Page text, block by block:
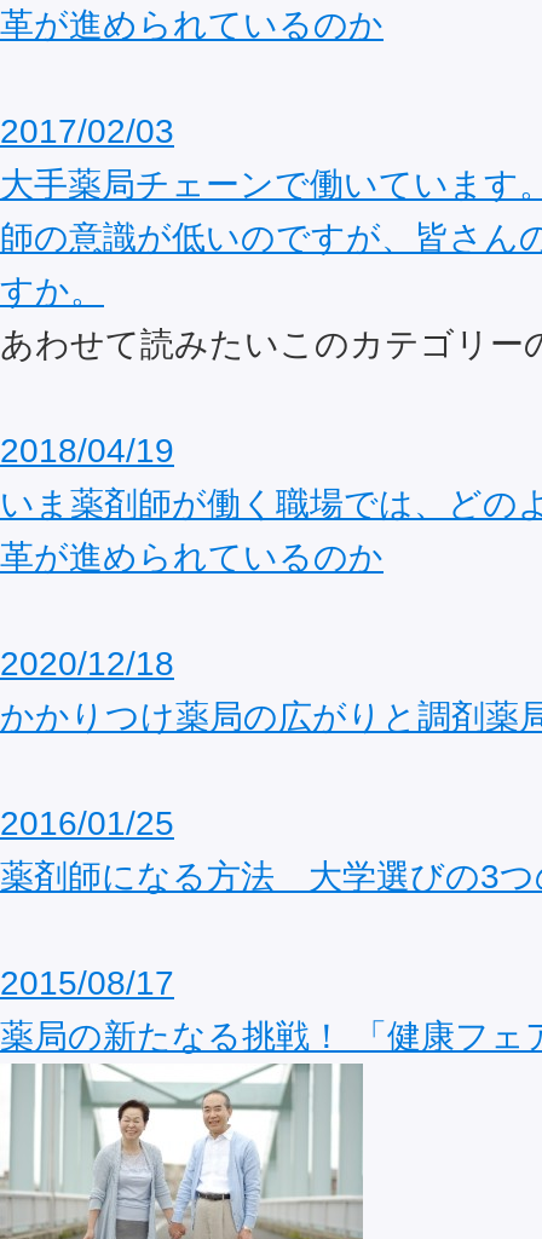
革が進められているのか
2017/02/03
大手薬局チェーンで働いています
師の意識が低いのですが、皆さん
すか。
あわせて読みたいこのカテゴリー
2018/04/19
いま薬剤師が働く職場では、どの
革が進められているのか
2020/12/18
かかりつけ薬局の広がりと調剤薬
2016/01/25
薬剤師になる方法 大学選びの3つ
2015/08/17
薬局の新たなる挑戦！ 「健康フェ